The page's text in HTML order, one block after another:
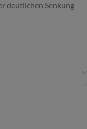
deutlichen Senkung